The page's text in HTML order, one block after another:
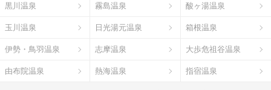
黒川温泉 霧島温泉 酸ヶ湯温泉
玉川温泉 日光湯元温泉 箱根温泉
伊勢・鳥羽温泉 志摩温泉 大歩危祖谷温泉
由布院温泉 熱海温泉 指宿温泉